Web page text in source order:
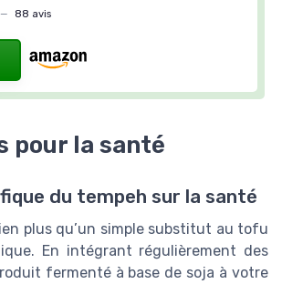
— 88 avis
pour la santé
du tempeh sur la santé
plus qu’un simple substitut au tofu
En intégrant régulièrement des
fermenté à base de soja à votre